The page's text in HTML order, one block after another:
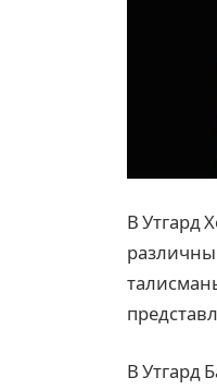
В Утгард
В Утгард